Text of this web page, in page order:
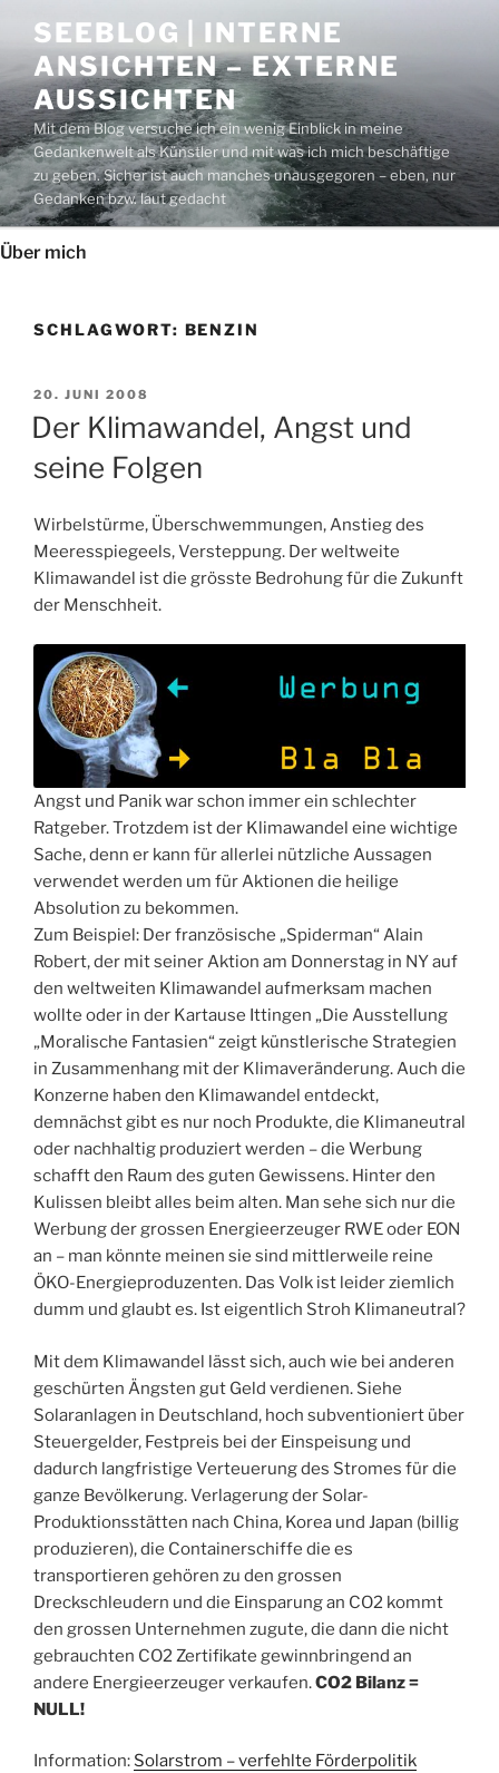
Inhalt
springen
SEEBLOG | INTERNE
ANSICHTEN – EXTERNE
AUSSICHTEN
Mit dem Blog versuche ich ein wenig Einblick in meine
Gedankenwelt als Künstler und mit was ich mich beschäftige
zu geben. Sicher ist auch manches unausgegoren – eben, nur
Gedanken bzw. laut gedacht
Über mich
SCHLAGWORT: BENZIN
VERÖFFENTLICHT
AM
20. JUNI 2008
Der Klimawandel, Angst und
seine Folgen
Wirbelstürme, Überschwemmungen, Anstieg des
Meeresspiegeels, Versteppung. Der weltweite
Klimawandel ist die grösste Bedrohung für die Zukunft
der Menschheit.
Angst und Panik war schon immer ein schlechter
Ratgeber. Trotzdem ist der Klimawandel eine wichtige
Sache, denn er kann für allerlei nützliche Aussagen
verwendet werden um für Aktionen die heilige
Absolution zu bekommen.
Zum Beispiel: Der französische „Spiderman“ Alain
Robert, der mit seiner Aktion am Donnerstag in NY auf
den weltweiten Klimawandel aufmerksam machen
wollte oder in der Kartause Ittingen „Die Ausstellung
„Moralische Fantasien“ zeigt künstlerische Strategien
in Zusammenhang mit der Klimaveränderung. Auch die
Konzerne haben den Klimawandel entdeckt,
demnächst gibt es nur noch Produkte, die Klimaneutral
oder nachhaltig produziert werden – die Werbung
schafft den Raum des guten Gewissens. Hinter den
Kulissen bleibt alles beim alten. Man sehe sich nur die
Werbung der grossen Energieerzeuger RWE oder EON
an – man könnte meinen sie sind mittlerweile reine
ÖKO-Energieproduzenten. Das Volk ist leider ziemlich
dumm und glaubt es. Ist eigentlich Stroh Klimaneutral?
Mit dem Klimawandel lässt sich, auch wie bei anderen
geschürten Ängsten gut Geld verdienen. Siehe
Solaranlagen in Deutschland, hoch subventioniert über
Steuergelder, Festpreis bei der Einspeisung und
dadurch langfristige Verteuerung des Stromes für die
ganze Bevölkerung. Verlagerung der Solar-
Produktionsstätten nach China, Korea und Japan (billig
produzieren), die Containerschiffe die es
transportieren gehören zu den grossen
Dreckschleudern und die Einsparung an CO2 kommt
den grossen Unternehmen zugute, die dann die nicht
gebrauchten CO2 Zertifikate gewinnbringend an
andere Energieerzeuger verkaufen.CO2 Bilanz =
NULL!
Information: Solarstrom – verfehlte Förderpolitik